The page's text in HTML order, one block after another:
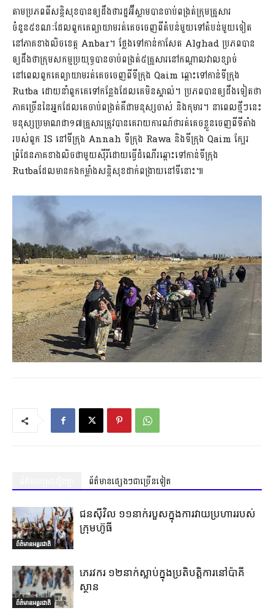
តាមប្រភពពីសន្តិសុខបានឲ្យដឹងថារដ្ឋអ៊ីស្លាមបានចាប់ពង្រត់ក្រុមគ្រួសារ
ចំនួន៥ខណៈដែលពួកគេព្យាយាមរត់គេចចេញពីតំបន់មួយទៅតំបន់មួយទៀត
នៅភាគខាងលិចខេត្ត Anbar។ ថ្លែងទៅកាន់កាសែត Alghad ប្រភពបាន
ឲ្យដឹងថាក្រុមសកម្មប្រយុទ្ធបានចាប់ពង្រត់៥គ្រួសារនៅកណ្តាលវាលខ្សាច់
នៅពេលពួកគេព្យាយាមរត់គេចចេញពីទីក្រុង Qaim ឆ្ពោះទៅកាន់ទីក្រុង
Rutba ដោយនាំពួកគេទៅកន្លែងដែលគេមិនស្គាល់។ ប្រភពបានឲ្យដឹងទៀតថា
ភាគច្រើននៃអ្នកដែលគេចាប់ពង្រត់គឺជាមនុស្សចាស់ និងកុមារ។ នាពេលថ្មីៗនេះ
មនុស្សប្រមាណជា១៧គ្រួសារត្រូវបានគេរាយការណ៍ថារត់គេចខ្លួនចេញពីទីតាំង
របស់ពួក IS នៅទីក្រុង Annah ទីក្រុង Rawa និងទីក្រុង Qaim ក្បែរ
ព្រំដែនភាគខាងលិចជាមួយស៊ីរីដោយធ្វើដំណើរឆ្ពោះទៅកាន់ទីក្រុង
Rutbaដែលមានកងកម្លាំងសន្តិសុខដាក់ពង្រាយនៅទីនោះ៕
ព័ត៌មានផ្សេងៗជាច្រើនទៀត
ព័ត៌មានអន្តរជាតិ
ជនស៊ីវិល ១១នាក់របួសក្នុងការវាយប្រហាររបស់
ក្រុមហ៊ូធី
ព័ត៌មានអន្តរជាតិ
ភេរវករ ១២នាក់ស្លាប់ក្នុងប្រតិបត្តិការនៅប៉ាគី
ស្ថាន